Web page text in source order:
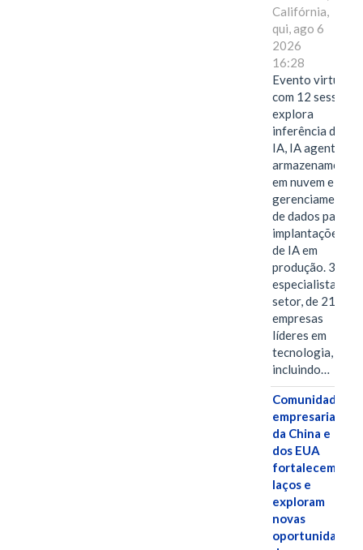
Califórnia,
qui, ago 6
2026
16:28
Evento virtual
com 12 sessões
explora
inferência de
IA, IA agentiva,
armazenamento
em nuvem e
gerenciamento
de dados para
implantações
de IA em
produção. 38
especialistas do
setor, de 21
empresas
líderes em
tecnologia,
incluindo…
Comunidades
empresariais
da China e
dos EUA
fortalecem
laços e
exploram
novas
oportunidades